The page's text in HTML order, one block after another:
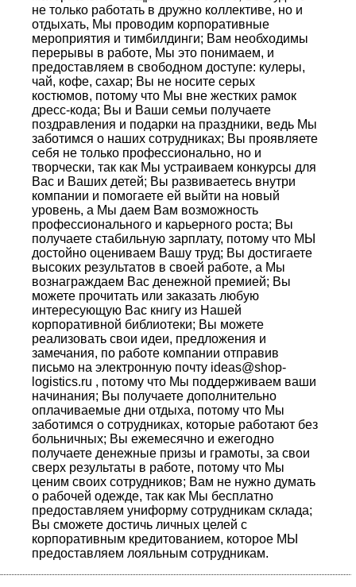
не только работать в дружно коллективе, но и
отдыхать, Мы проводим корпоративные
мероприятия и тимбилдинги; Вам необходимы
перерывы в работе, Мы это понимаем, и
предоставляем в свободном доступе: кулеры,
чай, кофе, сахар; Вы не носите серых
костюмов, потому что Мы вне жестких рамок
дресс-кода; Вы и Ваши семьи получаете
поздравления и подарки на праздники, ведь Мы
заботимся о наших сотрудниках; Вы проявляете
себя не только профессионально, но и
творчески, так как Мы устраиваем конкурсы для
Вас и Ваших детей; Вы развиваетесь внутри
компании и помогаете ей выйти на новый
уровень, а Мы даем Вам возможность
профессионального и карьерного роста; Вы
получаете стабильную зарплату, потому что МЫ
достойно оцениваем Вашу труд; Вы достигаете
высоких результатов в своей работе, а Мы
вознаграждаем Вас денежной премией; Вы
можете прочитать или заказать любую
интересующую Вас книгу из Нашей
корпоративной библиотеки; Вы можете
реализовать свои идеи, предложения и
замечания, по работе компании отправив
письмо на электронную почту ideas@shop-
logistics.ru , потому что Мы поддерживаем ваши
начинания; Вы получаете дополнительно
оплачиваемые дни отдыха, потому что Мы
заботимся о сотрудниках, которые работают без
больничных; Вы ежемесячно и ежегодно
получаете денежные призы и грамоты, за свои
сверх результаты в работе, потому что Мы
ценим своих сотрудников; Вам не нужно думать
о рабочей одежде, так как Мы бесплатно
предоставляем униформу сотрудникам склада;
Вы сможете достичь личных целей с
корпоративным кредитованием, которое МЫ
предоставляем лояльным сотрудникам.